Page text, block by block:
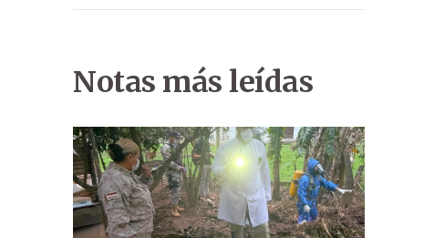
Notas más leídas